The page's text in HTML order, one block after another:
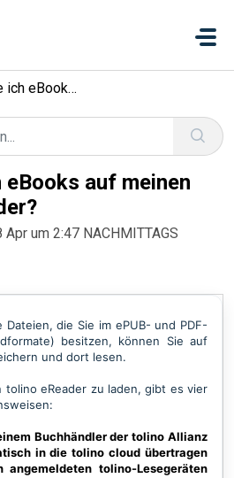
meinen tolino eReader?
eBooks auf meinen
um 2:47 NACHMITTAGS
die Sie im ePUB- und PDF-
besitzen, können Sie auf
und dort lesen.
tolino eReader zu laden, gibt es vier
Buchhändler der tolino Allianz
in die tolino cloud übertragen
tolino-Lesegeräten